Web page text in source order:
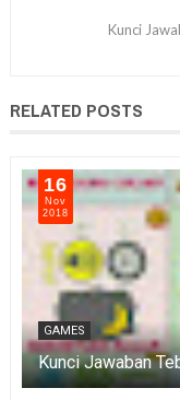
Kunci
RELATED POSTS
16
Nov
2018
GAMES
Kunci Jawaban